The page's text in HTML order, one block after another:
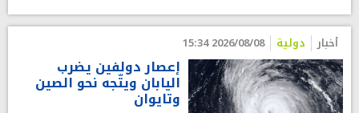
أخبار دولية 2026/08/08 15:34
إعصار دولفين يضرب
اليابان ويتّجه نحو الصين
وتايوان